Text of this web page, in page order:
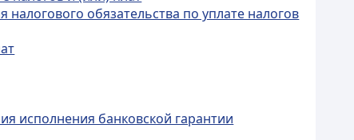
обязательства по уплате налогов
исполнения банковской гарантии